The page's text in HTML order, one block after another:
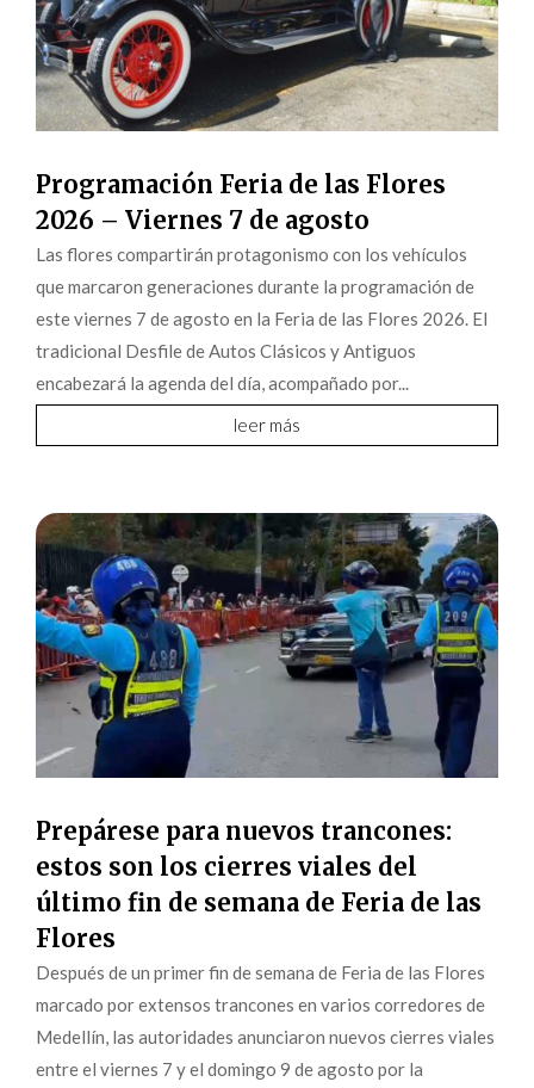
Programación Feria de las Flores
2026 – Viernes 7 de agosto
Las flores compartirán protagonismo con los vehículos
que marcaron generaciones durante la programación de
este viernes 7 de agosto en la Feria de las Flores 2026. El
tradicional Desfile de Autos Clásicos y Antiguos
encabezará la agenda del día, acompañado por...
leer más
Prepárese para nuevos trancones:
estos son los cierres viales del
último fin de semana de Feria de las
Flores
Después de un primer fin de semana de Feria de las Flores
marcado por extensos trancones en varios corredores de
Medellín, las autoridades anunciaron nuevos cierres viales
entre el viernes 7 y el domingo 9 de agosto por la